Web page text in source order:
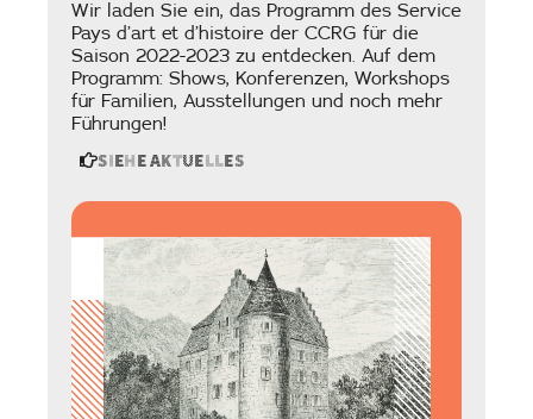
Wir laden Sie ein, das Programm des Service
Pays d’art et d’histoire der CCRG für die
Saison 2022-2023 zu entdecken. Auf dem
Programm: Shows, Konferenzen, Workshops
für Familien, Ausstellungen und noch mehr
Führungen!
Siehe Aktuelles